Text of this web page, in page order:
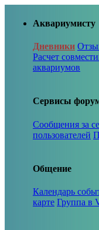
Аквариумисту
Дневники
Расчет
аквариумов
Сервисы
Сообщения за
пользователей
Общение
Календарь
карте Группа в